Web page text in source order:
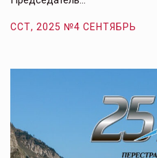
ССТ, 2025 №4 СЕНТЯБРЬ